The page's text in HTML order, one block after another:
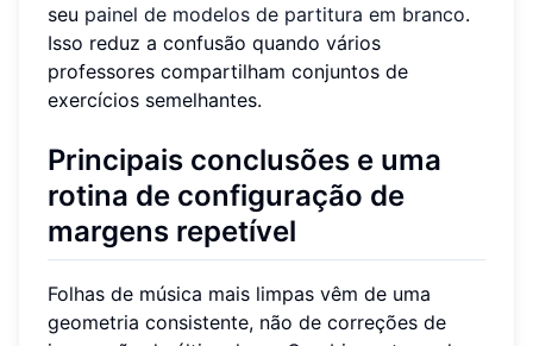
seu painel de modelos de partitura em branco.
Isso reduz a confusão quando vários
professores compartilham conjuntos de
exercícios semelhantes.
Principais conclusões e uma
rotina de configuração de
margens repetível
Folhas de música mais limpas vêm de uma
geometria consistente, não de correções de